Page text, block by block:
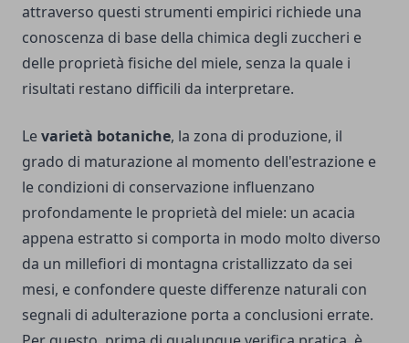
attraverso questi strumenti empirici richiede una
conoscenza di base della chimica degli zuccheri e
delle proprietà fisiche del miele, senza la quale i
risultati restano difficili da interpretare.
Levarietà botaniche, la zona di produzione, il
grado di maturazione al momento dell'estrazione e
le condizioni di conservazione influenzano
profondamente le proprietà del miele: un acacia
appena estratto si comporta in modo molto diverso
da un millefiori di montagna cristallizzato da sei
mesi, e confondere queste differenze naturali con
segnali di adulterazione porta a conclusioni errate.